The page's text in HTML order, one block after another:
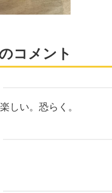
コメント
しい。恐らく。